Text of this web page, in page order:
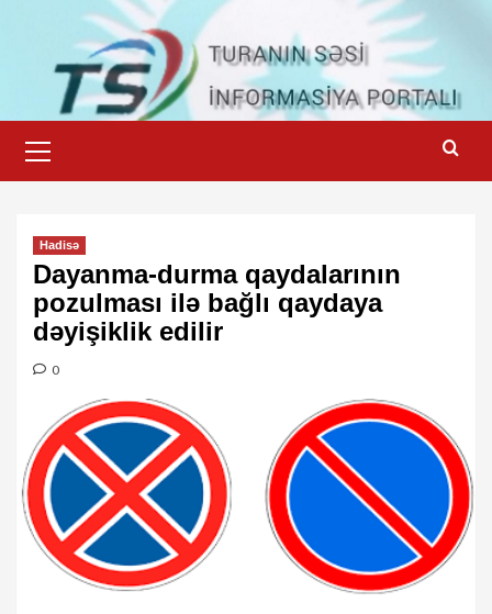
content
Menu
Hadisə
Dayanma-durma qaydalarının
pozulması ilə bağlı qaydaya
dəyişiklik edilir
0